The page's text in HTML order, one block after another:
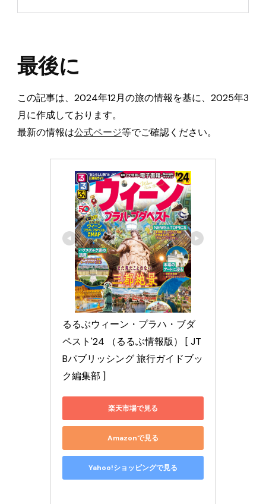
最後に
この記事は、2024年12月の旅の情報を基に、2025年3
月に作成しております。
最新の情報は公式ページ等でご確認ください。
るるぶウィーン・プラハ・ブダ
ペスト'24 （るるぶ情報版） [ JT
Bパブリッシング 旅行ガイドブッ
ク編集部 ]
楽天市場で見る
Amazonで見る
Yahoo!ショッピングで見る